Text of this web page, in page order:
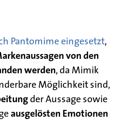
Pantomime eingesetzt,
von den
werden, da Mimik
Möglichkeit sind,
der Aussage sowie
ausgelösten Emotionen